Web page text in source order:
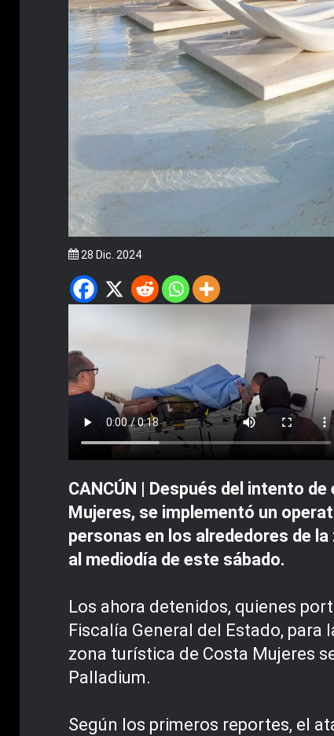
28 Dic. 2024
CANCÚN | Después del intento
Mujeres, se implementó un
personas en los alrededores de
al mediodía de este sábado.
Los ahora detenidos, quienes
Fiscalía General del Estado,
zona turística de Costa Mujeres
Palladium.
Según los primeros reportes, el